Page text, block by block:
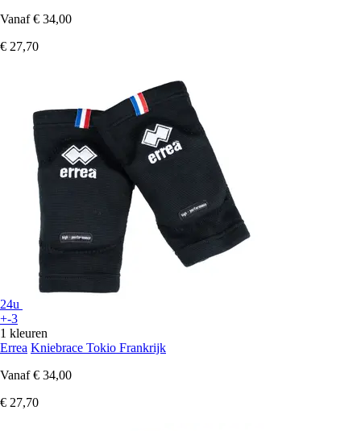
Vanaf € 34,00
€ 27,70
24u
+-3
1 kleuren
Errea Kniebrace Tokio Frankrijk
Vanaf € 34,00
€ 27,70